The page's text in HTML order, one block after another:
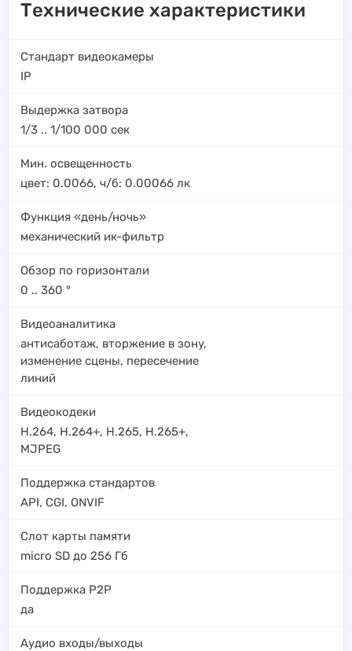
Технические характеристики
Стандарт видеокамеры
IP
Выдержка затвора
1/3 .. 1/100 000 сек
Мин. освещенность
цвет: 0.0066, ч/б: 0.00066 лк
Функция «день/ночь»
механический ик-фильтр
Обзор по горизонтали
0 .. 360 °
Видеоаналитика
антисаботаж, вторжение в зону,
изменение сцены, пересечение
линий
Видеокодеки
H.264, H.264+, H.265, H.265+,
MJPEG
Поддержка стандартов
API, CGI, ONVIF
Слот карты памяти
micro SD до 256 Гб
Поддержка P2P
да
Аудио входы/выходы